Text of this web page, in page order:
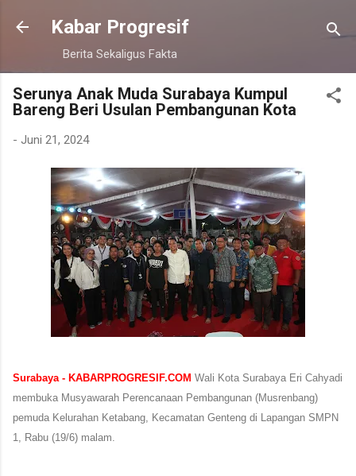
Langsung ke konten utama
Kabar Progresif
Berita Sekaligus Fakta
Serunya Anak Muda Surabaya Kumpul
Bareng Beri Usulan Pembangunan Kota
- Juni 21, 2024
Surabaya - KABARPROGRESIF.COM Wali Kota Surabaya Eri Cahyadi
membuka Musyawarah Perencanaan Pembangunan (Musrenbang)
pemuda Kelurahan Ketabang, Kecamatan Genteng di Lapangan SMPN
1, Rabu (19/6) malam.